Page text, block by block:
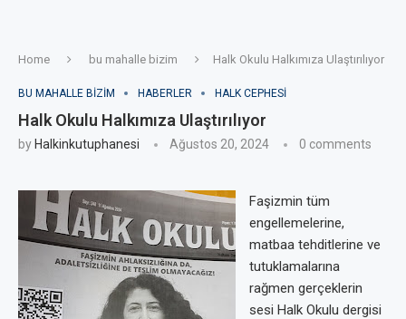
Home bu mahalle bizim Halk Okulu Halkımıza Ulaştırılıyor
BU MAHALLE BIZIM HABERLER HALK CEPHESI
Halk Okulu Halkımıza Ulaştırılıyor
by Halkinkutuphanesi Ağustos 20, 2024 0 comments
Faşizmin tüm
engellemelerine,
matbaa tehditlerine ve
tutuklamalarına
rağmen gerçeklerin
sesi Halk Okulu dergisi